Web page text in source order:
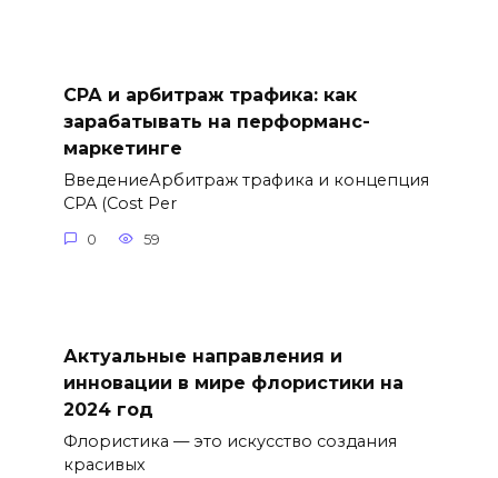
СРА и арбитраж трафика: как
зарабатывать на перформанс-
маркетинге
ВведениеАрбитраж трафика и концепция
CPA (Cost Per
0 59
Актуальные направления и
инновации в мире флористики на
2024 год
Флористика — это искусство создания
красивых